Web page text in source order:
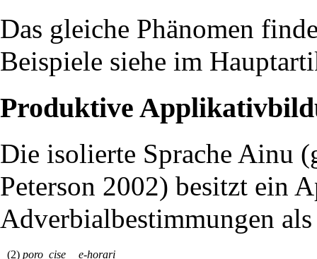
Das gleiche Phänomen
Beispiele siehe im
Produktive
Die isolierte Sprache Ainu
Peterson 2002) besitzt ein
Adverbialbestimmungen
(2) poro cise
e-horari